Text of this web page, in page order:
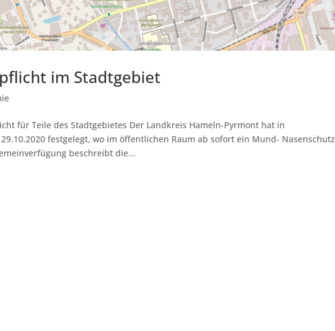
im Stadtgebiet
für Teile des Stadtgebietes Der Landkreis Hameln-Pyrmont hat in
festgelegt, wo im öffentlichen Raum ab sofort ein Mund- Nasenschutz
beschreibt die...